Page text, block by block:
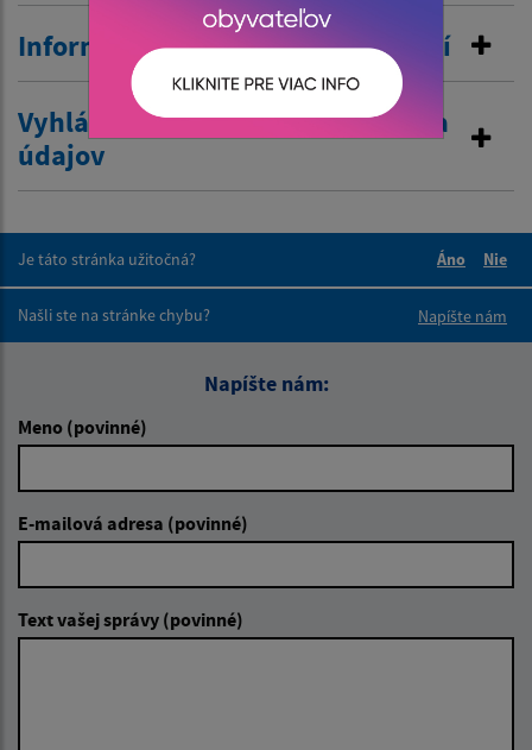
Informovanie o pobyte v zahraničí
Vyhlásenie o zákaze poskytovania
údajov
Je táto stránka užitočná?
Áno
Nie
Našli ste na stránke chybu?
Napíšte nám
Napíšte nám:
Meno (povinné)
E-mailová adresa (povinné)
Text vašej správy (povinné)